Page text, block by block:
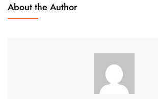
About the Author